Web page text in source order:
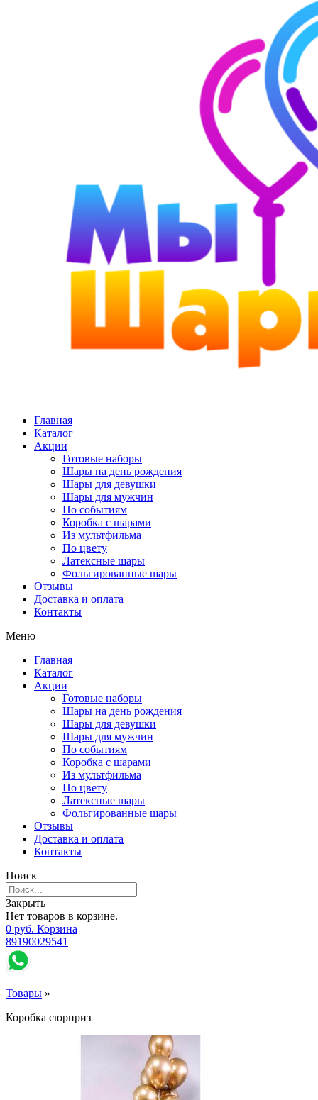
Главная
Каталог
Акции
Готовые наборы
Шары на день рождения
Шары для девушки
Шары для мужчин
По событиям
Коробка с шарами
Из мультфильма
По цвету
Латексные шары
Фольгированные шары
Отзывы
Доставка и оплата
Контакты
Меню
Главная
Каталог
Акции
Готовые наборы
Шары на день рождения
Шары для девушки
Шары для мужчин
По событиям
Коробка с шарами
Из мультфильма
По цвету
Латексные шары
Фольгированные шары
Отзывы
Доставка и оплата
Контакты
Поиск
Закрыть
Нет товаров в корзине.
0 руб. Корзина
89190029541
Товары »
Коробка сюрприз